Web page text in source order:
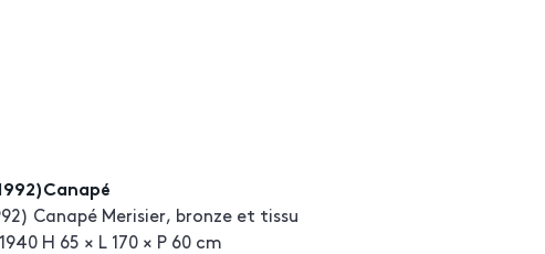
Canapé Merisier, bronze et tissu
H 65 × L 170 × P 60 cm